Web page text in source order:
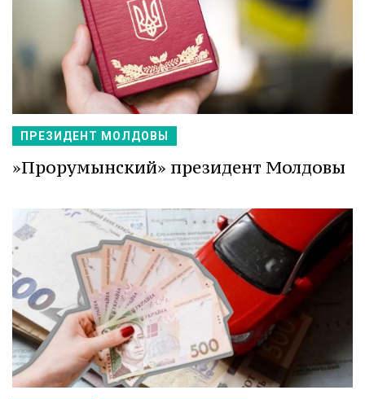
ПРЕЗИДЕНТ МОЛДОВЫ
»Прорумынский» президент Молдовы